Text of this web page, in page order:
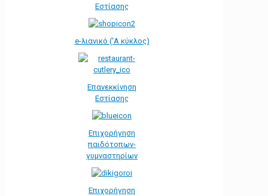
Εστίασης
e-λιανικό ('Α κύκλος)
Επανεκκίνηση
Εστίασης
Επιχορήγηση
παιδότοπων-
γυμναστηρίων
Επιχορήγηση